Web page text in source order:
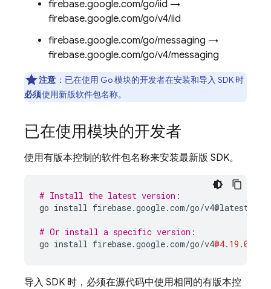
firebase.google.com/go/iid →
firebase.google.com/go/v4/iid
firebase.google.com/go/messaging →
firebase.google.com/go/v4/messaging
注意 ： 已在使用 Go 模块的开发者在安装和导入 SDK 时
必须使用新版软件包名称。
已在使用模块的开发者
使用有版本控制的软件包名称来安装最新版 SDK。
# Install the latest version:
go install firebase.google.com/go/v4@latest
# Or install a specific version:
go install firebase.google.com/go/v4@4.19.0
导入 SDK 时，必须在源代码中使用相同的有版本控